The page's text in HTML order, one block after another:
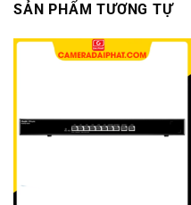
SẢN PHẨM TƯƠNG TỰ